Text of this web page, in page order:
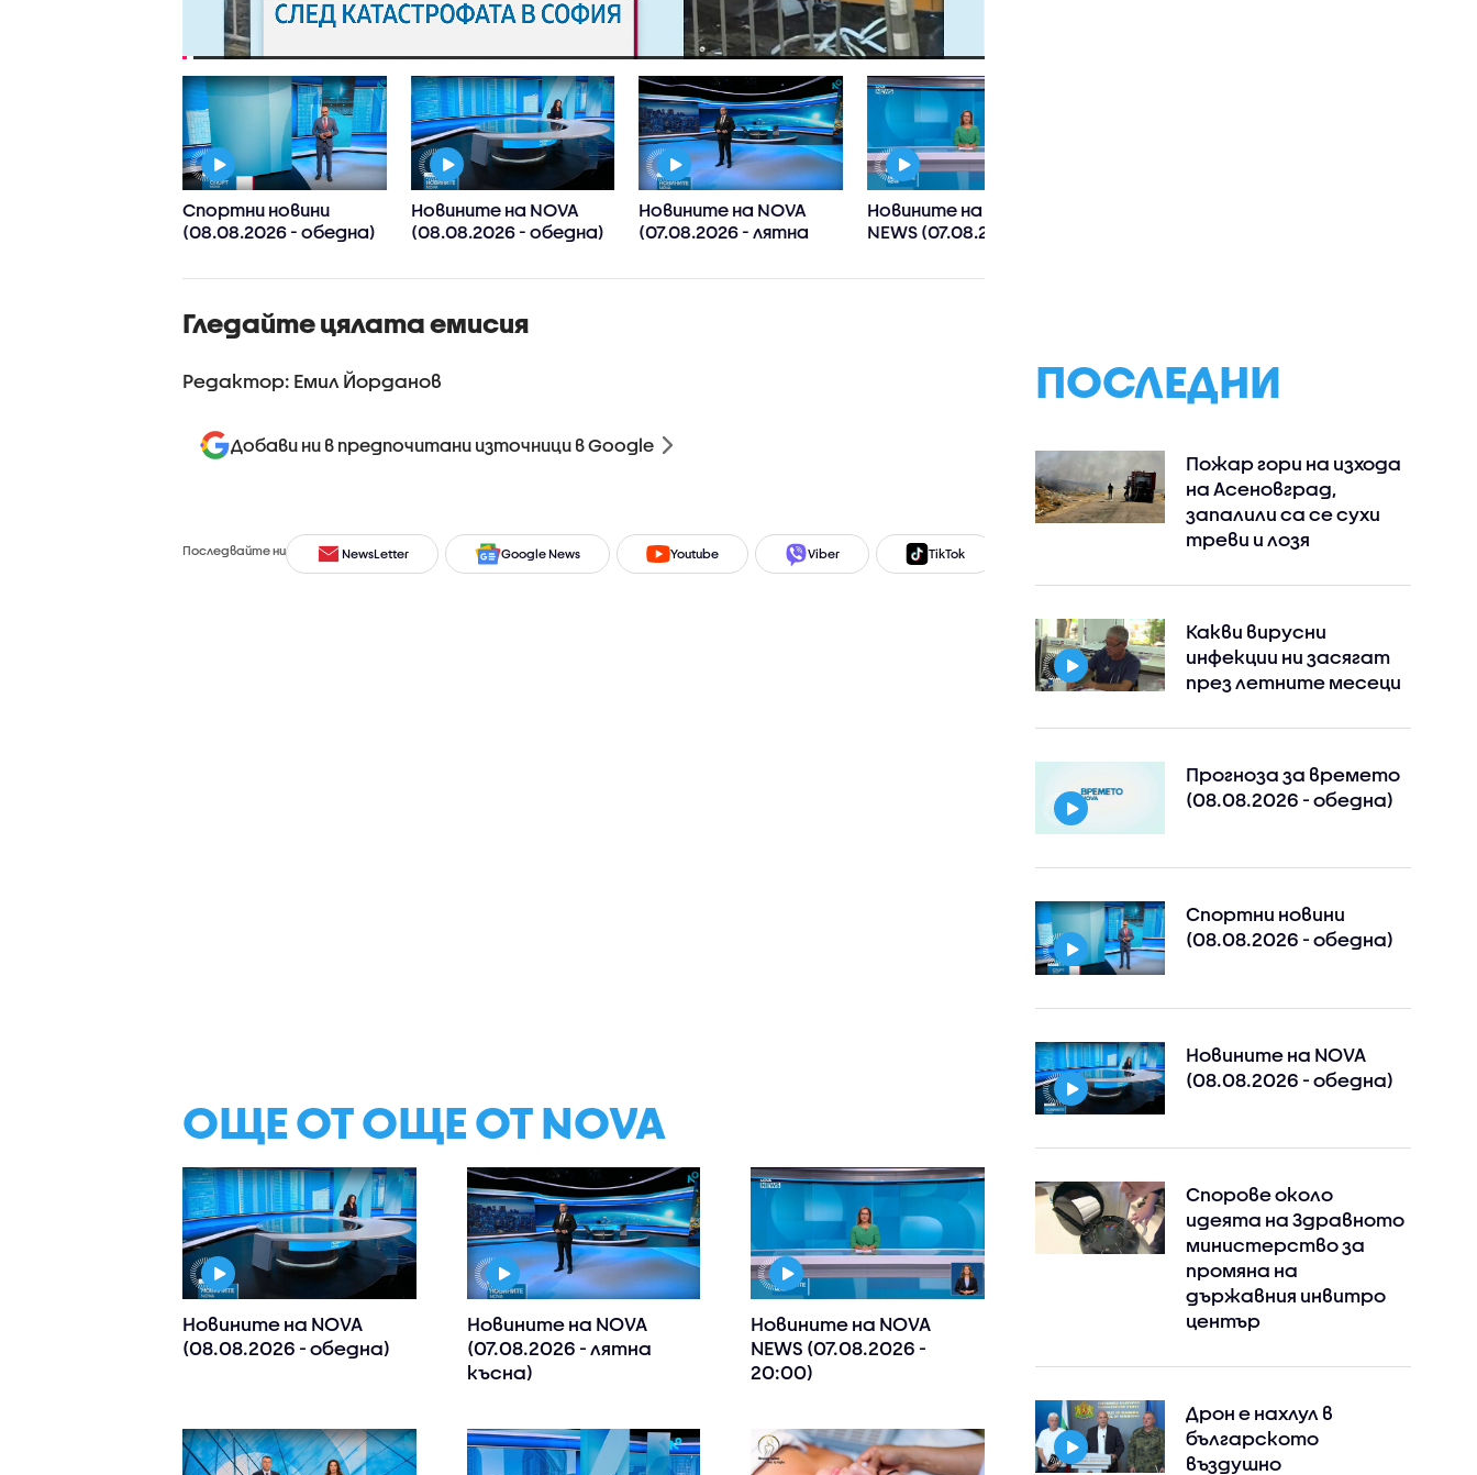
Спортни новини
(08.08.2026 - обедна)
Новините на NOVA
(08.08.2026 - обедна)
Новините на NOVA
(07.08.2026 - лятна
Новините на NOVA
NEWS (07.08.2026 -
Гледайте цялата емисия
Редактор: Емил Йорданов
Добави ни в предпочитани източници в Google
Последвайте ни NewsLetter Google News Youtube Viber TikTok Facebook
ОЩЕ ОТ ОЩЕ ОТ NOVA
Новините на NOVA
(08.08.2026 - обедна)
Новините на NOVA
(07.08.2026 - лятна
късна)
Новините на NOVA
NEWS (07.08.2026 -
20:00)
ПОСЛЕДНИ
Пожар гори на изхода
на Асеновград,
запалили са се сухи
треви и лозя
Какви вирусни
инфекции ни засягат
през летните месеци
Прогноза за времето
(08.08.2026 - обедна)
Спортни новини
(08.08.2026 - обедна)
Новините на NOVA
(08.08.2026 - обедна)
Спорове около
идеята на Здравното
министерство за
промяна на
държавния инвитро
център
Дрон е нахлул в
българското
въздушно